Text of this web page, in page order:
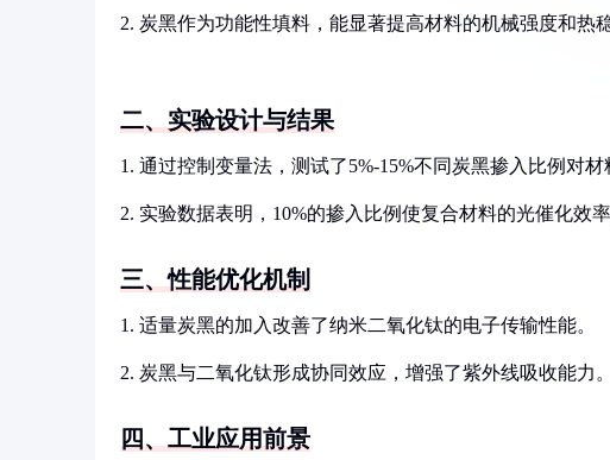
2. 炭黑作为功能性填料，能显著提高材料的机械强度和热
二、实验设计与结果
1. 通过控制变量法，测试了5%-15%不同炭黑掺入比例对材
2. 实验数据表明，10%的掺入比例使复合材料的光催化效
三、性能优化机制
1. 适量炭黑的加入改善了纳米二氧化钛的电子传输性能。
2. 炭黑与二氧化钛形成协同效应，增强了紫外线吸收能力。
四、工业应用前景